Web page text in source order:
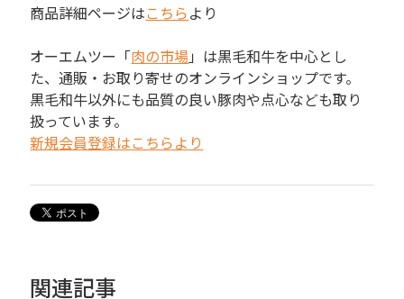
商品詳細ページはこちらより
オーエムツー「肉の市場 」は黒毛和牛を中心とし
た、通販・お取り寄せのオンラインショップです。
黒毛和牛以外にも品質の良い豚肉や点心なども取り
扱っています。
新規会員登録はこちらより
関連記事